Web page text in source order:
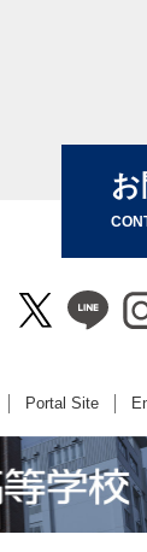
Portal Site